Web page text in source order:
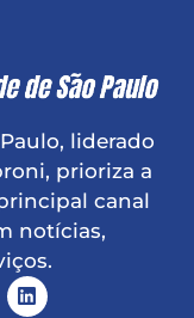
liderado
prioriza a
canal
notícias,